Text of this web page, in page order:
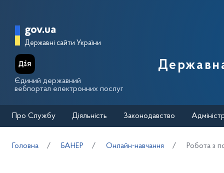
Головна сторінка Державної
gov.ua
Державні сайти України
Єдиний державний
вебпортал електронних послуг
Про Службу Діяльність Законодавство
Головна БАНЕР Онлайн-навчання Робота з